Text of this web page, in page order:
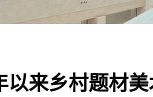
来乡村题材美